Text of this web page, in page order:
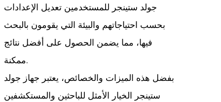
جولد ستينجر للمستخدمين تعديل الإعدادات
بحسب احتياجاتهم والبيئة التي يقومون بالبحث
فيها، مما يضمن الحصول على أفضل نتائج
ممكنة.
بفضل هذه الميزات والخصائص، يعتبر جهاز جولد
ستينجر الخيار الأمثل للباحثين والمستكشفين